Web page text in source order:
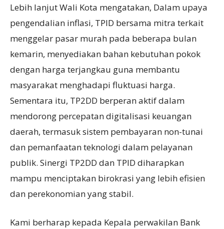
Lebih lanjut Wali Kota mengatakan, Dalam upaya
pengendalian inflasi, TPID bersama mitra terkait
menggelar pasar murah pada beberapa bulan
kemarin, menyediakan bahan kebutuhan pokok
dengan harga terjangkau guna membantu
masyarakat menghadapi fluktuasi harga.
Sementara itu, TP2DD berperan aktif dalam
mendorong percepatan digitalisasi keuangan
daerah, termasuk sistem pembayaran non-tunai
dan pemanfaatan teknologi dalam pelayanan
publik. Sinergi TP2DD dan TPID diharapkan
mampu menciptakan birokrasi yang lebih efisien
dan perekonomian yang stabil.
Kami berharap kepada Kepala perwakilan Bank